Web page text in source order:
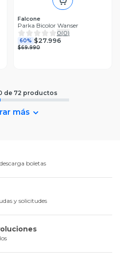
Falcone
Parka Bicolor Wanser
0(0)
60% $27.996
$69.990
de 72 productos
más
boletas
y solicitudes